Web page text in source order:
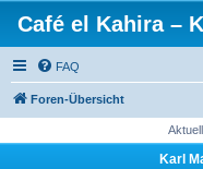
Café el Kahira –
FAQ
Foren-Übersicht
Karl